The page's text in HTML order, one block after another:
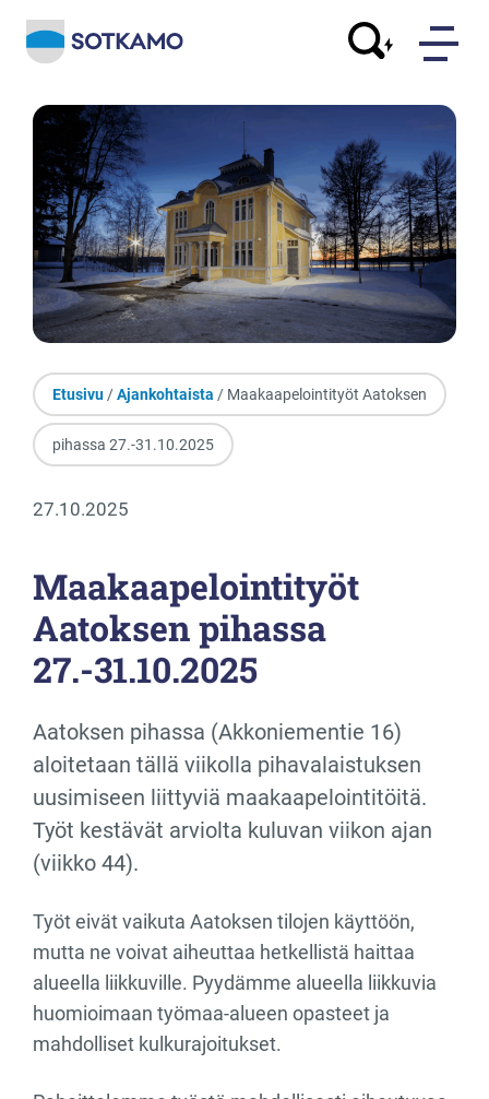
Etusivu/Ajankohtaista / Maakaapelointityöt Aatoksen
pihassa 27.-31.10.2025
27.10.2025
Maakaapelointityöt
Aatoksen pihassa
27.-31.10.2025
Aatoksen pihassa (Akkoniementie 16)
aloitetaan tällä viikolla pihavalaistuksen
uusimiseen liittyviä maakaapelointitöitä.
Työt kestävät arviolta kuluvan viikon ajan
(viikko 44).
Työt eivät vaikuta Aatoksen tilojen käyttöön,
mutta ne voivat aiheuttaa hetkellistä haittaa
alueella liikkuville. Pyydämme alueella liikkuvia
huomioimaan työmaa-alueen opasteet ja
mahdolliset kulkurajoitukset.